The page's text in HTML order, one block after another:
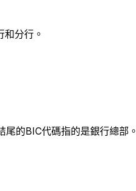
分行。
的BIC代碼指的是銀行總部。